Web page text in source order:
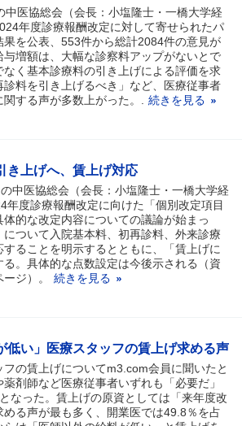
中医協総会（会長：小塩隆士・一橋大学経
年度診療報酬改定に対して寄せられたパ
果を公表、553件から総計2084件の意見が
増額は、大幅な診察料アップがないとで
なく基本診療料の引き上げによる評価を求
料を引き上げるべき」など、医療従事者
する声が多数上がった。.
続きを見る
き上げへ、賃上げ対応
中医協総会（会長：小塩隆士・一橋大学経
年度診療報酬改定に向けた「個別改定項目
的な改定内容についての議論が始まっ
ついて入院基本料、初再診料、外来診療
ることを明示するとともに、「賃上げに
。具体的な点数設定は今後示される（資
ジ）。
続きを見る
低い」医療スタッフの賃上げ求める声
の賃上げについてm3.com会員に聞いたと
剤師など医療従事者いずれも「必要だ」
なった。賃上げの原資としては「来年度改
める声が最も多く、開業医では49.8％を占